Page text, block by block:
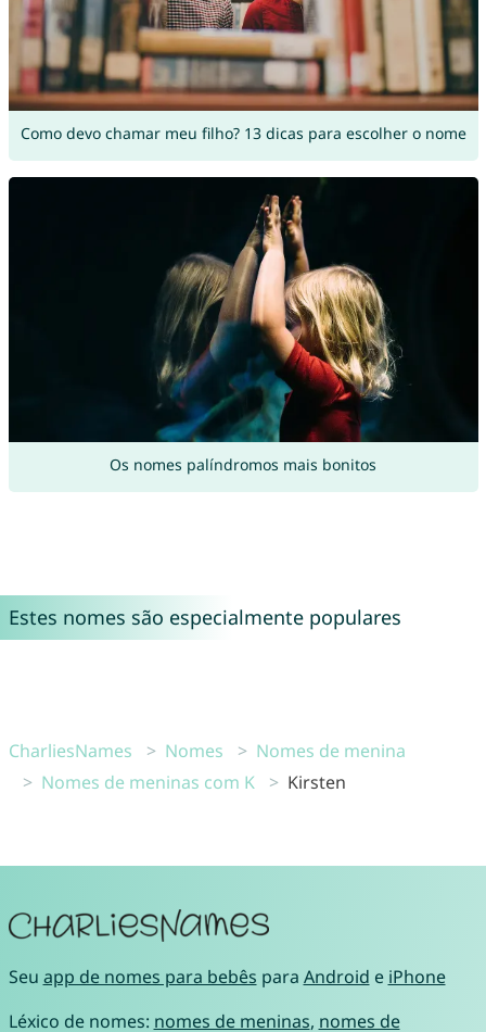
Como devo chamar meu filho? 13 dicas para escolher o nome
Os nomes palíndromos mais bonitos
Estes nomes são especialmente populares
CharliesNames Nomes
Nomes de menina
Nomes de meninas com K
Kirsten
Seu app de nomes para bebês para Android e iPhone
Léxico de nomes: nomes de meninas, nomes de